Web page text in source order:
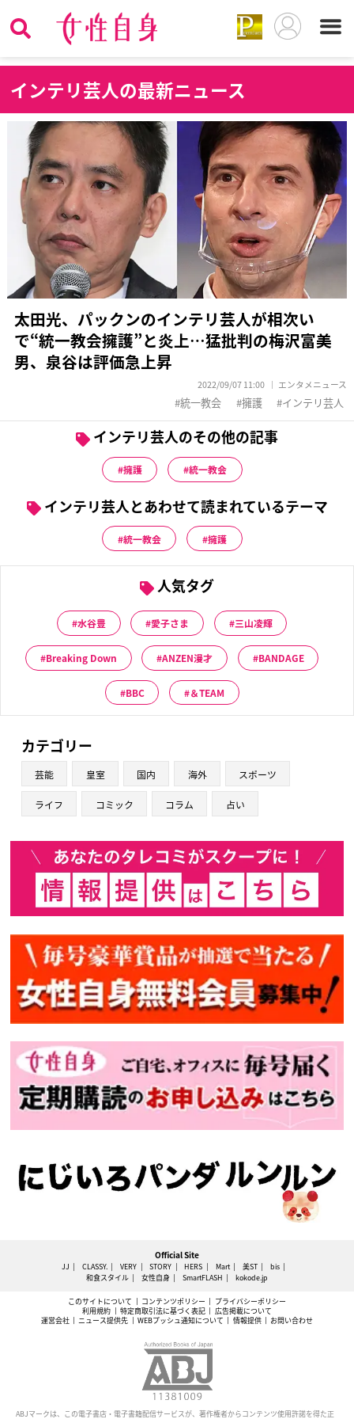
インテリ芸人の最新ニュース
太田光、パックンのインテリ芸人が相次い
で“統一教会擁護”と炎上…猛批判の梅沢富美
男、泉谷は評価急上昇
2022/09/07 11:00 エンタメニュース
統一教会 擁護 インテリ芸人
インテリ芸人のその他の記事
擁護 統一教会
インテリ芸人とあわせて読まれているテーマ
統一教会 擁護
人気タグ
水谷豊 愛子さま 三山凌輝
Breaking Down ANZEN漫才 BANDAGE
BBC ＆TEAM
カテゴリー
芸能 皇室 国内 海外 スポーツ
ライフ コミック コラム 占い
Official Site
JJ CLASSY. VERY STORY HERS Mart 美ST
bis
和食スタイル
女性自身 SmartFLASH kokode.jp
このサイトについて コンテンツポリシー
プライバシーポリシー
利用規約
特定商取引法に基づく表記
広告掲載について
運営会社
ニュース提供先 WEBプッシュ通知について 情報提供 お問い合わせ
ABJマークは、この電子書店・電子書籍配信サービスが、著作権者からコンテンツ使用許諾を得た正